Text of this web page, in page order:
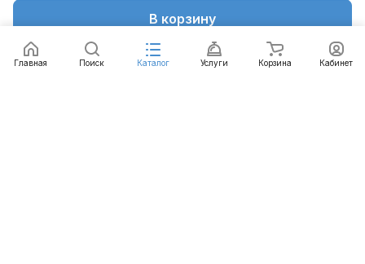
В корзину
Главная Поиск Каталог Услуги Корзина Кабинет